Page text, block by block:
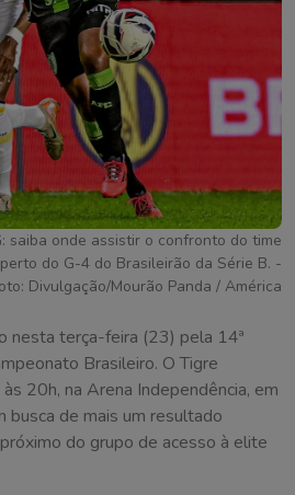
saiba onde assistir o confronto do time
do G-4 do Brasileirão da Série B. -
Divulgação/Mourão Panda / América
nesta terça-feira (23) pela 14ª
Brasileiro. O Tigre
20h, na Arena Independência, em
busca de mais um resultado
do grupo de acesso à elite